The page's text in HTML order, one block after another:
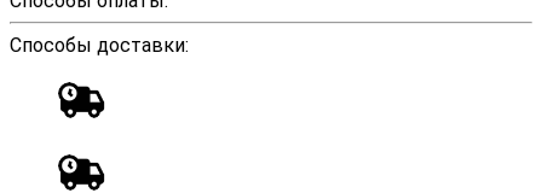
Способы доставки: